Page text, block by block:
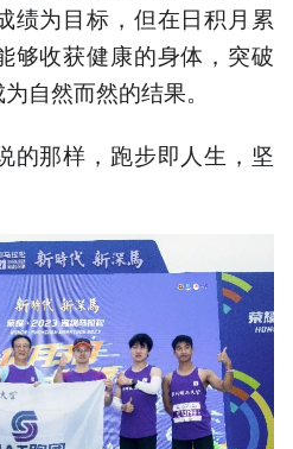
绩为目标，但在日积月累
够收获健康的身体，突破
自然而然的结果。
的那样，跑步即人生，坚